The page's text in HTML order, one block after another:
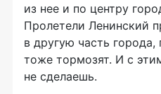
из нее и по центру
Пролетели Ленинский
в другую часть
тоже тормозят. И с
не сделаешь.